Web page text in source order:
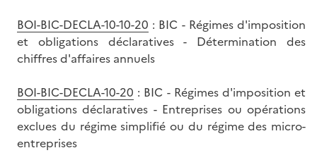
BOI-BIC-DECLA-10-10-20 : BIC - Régimes d'imposition
et obligations déclaratives - Détermination des
chiffres d'affaires annuels
BOI-BIC-DECLA-10-20 : BIC - Régimes d'imposition et
obligations déclaratives - Entreprises ou opérations
exclues du régime simplifié ou du régime des micro-
entreprises